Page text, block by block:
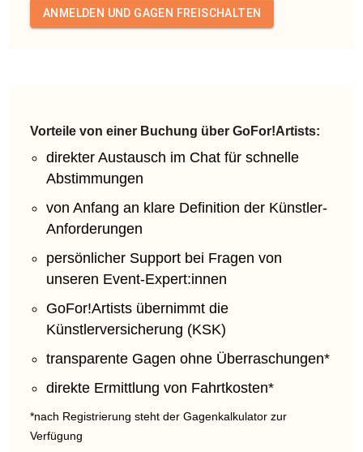
ANMELDEN UND GAGEN FREISCHALTEN
Vorteile von einer Buchung über GoFor!Artists:
direkter Austausch im Chat für schnelle
Abstimmungen
von Anfang an klare Definition der Künstler-
Anforderungen
persönlicher Support bei Fragen von
unseren Event-Expert:innen
GoFor!Artists übernimmt die
Künstlerversicherung (KSK)
transparente Gagen ohne Überraschungen*
direkte Ermittlung von Fahrtkosten*
*nach Registrierung steht der Gagenkalkulator zur
Verfügung